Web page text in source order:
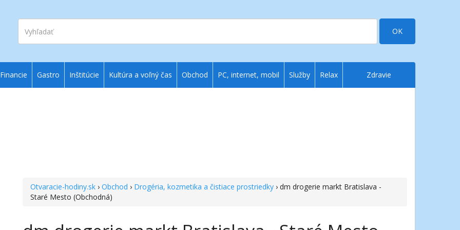
Vyhľadať
OK
Otvaracie-hodiny.sk ›Obchod › Drogéria, kozmetika a čistiace prostriedky › dm drogerie markt Bratislava -
Staré Mesto (Obchodná)
Financie Gastro Inštitúcie Kultúra a voľný čas Obchod PC, internet, mobil Služby Relax Zdravie